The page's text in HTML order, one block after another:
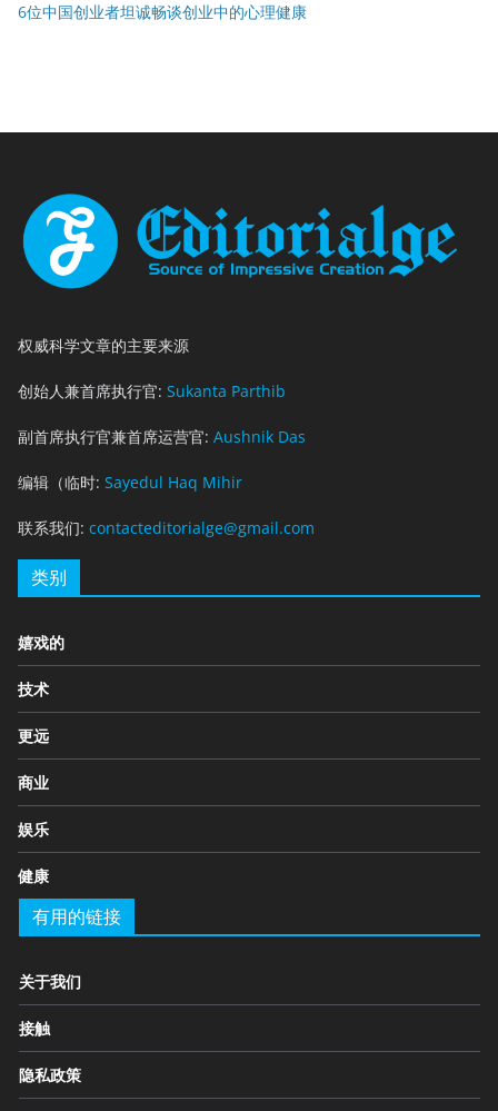
6位中国创业者坦诚畅谈创业中的心理健康
权威科学文章的主要来源
创始人兼首席执行官: Sukanta Parthib
副首席执行官兼首席运营官: Aushnik Das
编辑（临时: Sayedul Haq Mihir
联系我们: contacteditorialge@gmail.com
类别
嬉戏的
技术
更远
商业
娱乐
健康
有用的链接
关于我们
接触
隐私政策